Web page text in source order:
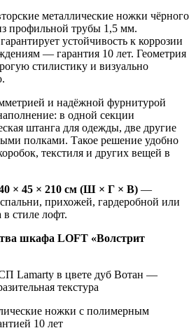
металлические ножки чёрного
профильной трубы 1,5 мм.
устойчивость к коррозии
— гарантия 10 лет. Геометрия
стилистику и визуально
и надёжной фурнитурой
в одной секции
штанга для одежды, две другие
полками. Такое решение удобно
текстиля и других вещей в
× 45 × 210 см (Ш × Г × В) —
прихожей, гардеробной или
в стиле лофт.
шкафа LOFT «Волстрит
Lamarty в цвете дуб Вотан —
текстура
ножки с полимерным
10 лет